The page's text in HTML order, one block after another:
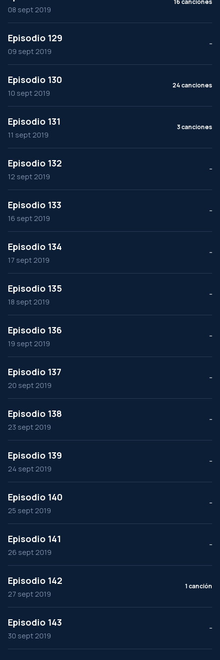
08 sept 2019
16 canciones
Episodio 129
09 sept 2019
--
Episodio 130
10 sept 2019
24 canciones
Episodio 131
11 sept 2019
3 canciones
Episodio 132
12 sept 2019
--
Episodio 133
16 sept 2019
--
Episodio 134
17 sept 2019
--
Episodio 135
18 sept 2019
--
Episodio 136
19 sept 2019
--
Episodio 137
20 sept 2019
--
Episodio 138
23 sept 2019
--
Episodio 139
24 sept 2019
--
Episodio 140
25 sept 2019
--
Episodio 141
26 sept 2019
--
Episodio 142
27 sept 2019
1 canción
Episodio 143
30 sept 2019
--